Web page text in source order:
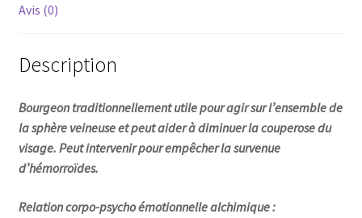
Avis (0)
Description
Bourgeontraditionnellement utile pour agir sur l’ensemble de
la sphère veineuse et peut aider à diminuer la couperose du
visage. Peut intervenir pour empêcher la survenue
d’hémorroïdes.
Relation corpo-psycho émotionnelle alchimique :